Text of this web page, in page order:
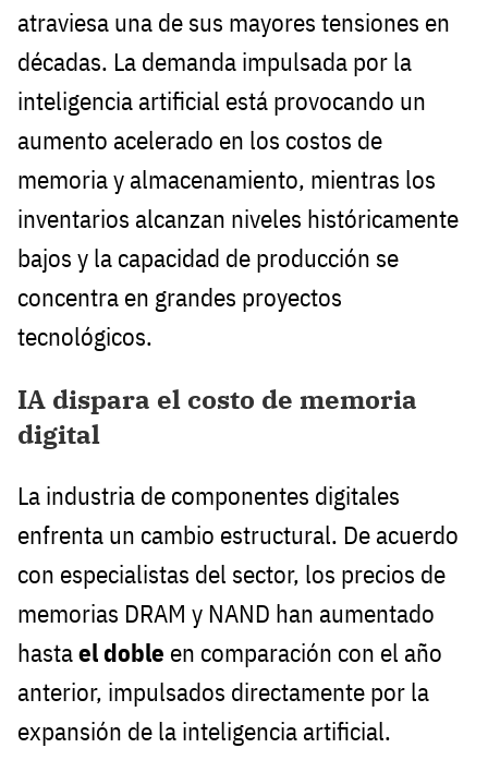
atraviesa una de sus mayores tensiones en
décadas. La demanda impulsada por la
inteligencia artificial está provocando un
aumento acelerado en los costos de
memoria y almacenamiento, mientras los
inventarios alcanzan niveles históricamente
bajos y la capacidad de producción se
concentra en grandes proyectos
tecnológicos.
IA dispara el costo de memoria
digital
La industria de componentes digitales
enfrenta un cambio estructural. De acuerdo
con especialistas del sector, los precios de
memorias DRAM y NAND han aumentado
hastael doble en comparación con el año
anterior, impulsados directamente por la
expansión de la inteligencia artificial.